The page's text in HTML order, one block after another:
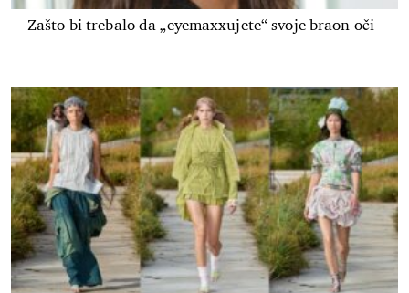
Zašto bi trebalo da „eyemaxxujete“ svoje braon oči